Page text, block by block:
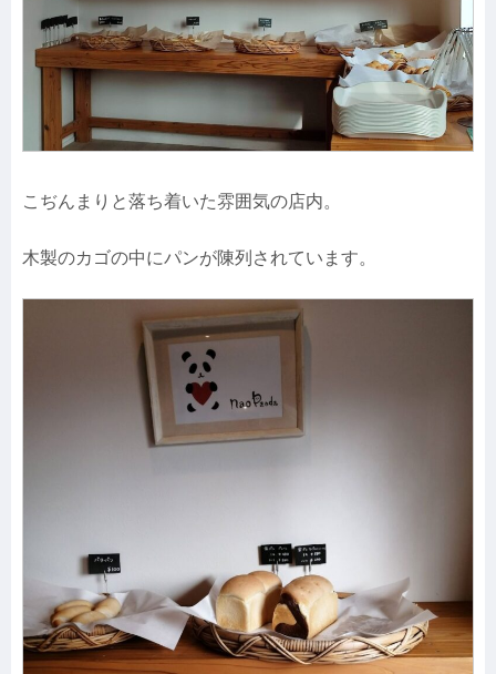
こぢんまりと落ち着いた雰囲気の店内。
木製のカゴの中にパンが陳列されています。